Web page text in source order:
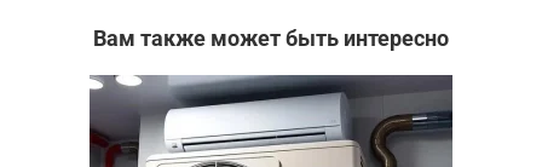
Вам также может быть интересно